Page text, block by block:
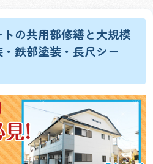
の共用部修繕と大規模
鉄部塗装・長尺シー